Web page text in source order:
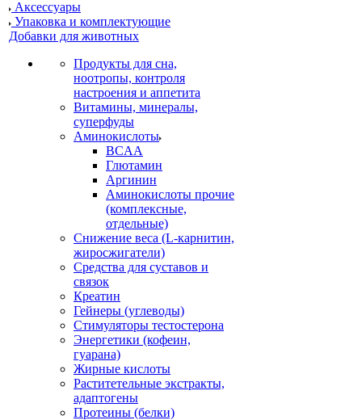
Аксессуары
Упаковка и комплектующие
Добавки для животных
Продукты для сна,
ноотропы, контроля
настроения и аппетита
Витамины, минералы,
суперфуды
Аминокислоты
BCAA
Глютамин
Аргинин
Аминокислоты прочие
(комплексные,
отдельные)
Снижение веса (L-карнитин,
жиросжигатели)
Средства для суставов и
связок
Креатин
Гейнеры (углеводы)
Стимуляторы тестостерона
Энергетики (кофеин,
гуарана)
Жирные кислоты
Раститетельные экстракты,
адаптогены
Протеины (белки)